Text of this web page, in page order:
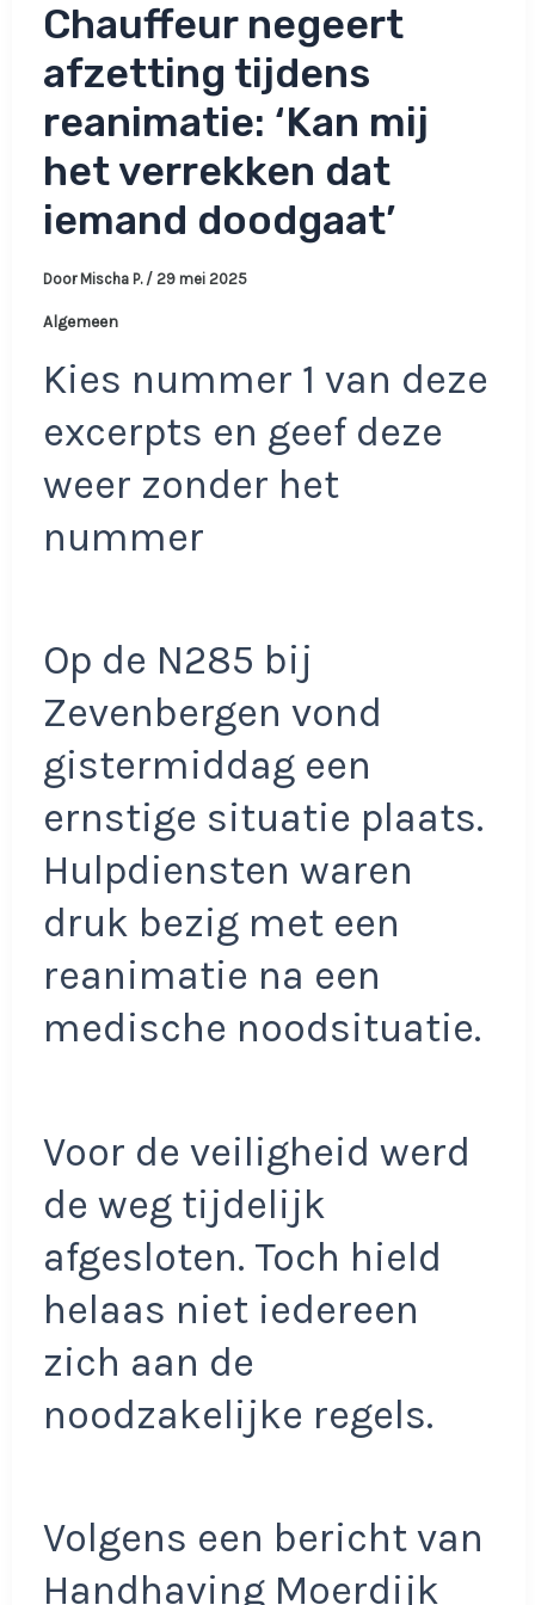
Chauffeur negeert
afzetting tijdens
reanimatie: ‘Kan mij
het verrekken dat
iemand doodgaat’
Door Mischa P. / 29 mei 2025
Algemeen
Kies nummer 1 van deze
excerpts en geef deze
weer zonder het
nummer
Op de N285 bij
Zevenbergen vond
gistermiddag een
ernstige situatie plaats.
Hulpdiensten waren
druk bezig met een
reanimatie na een
medische noodsituatie.
Voor de veiligheid werd
de weg tijdelijk
afgesloten. Toch hield
helaas niet iedereen
zich aan de
noodzakelijke regels.
Volgens een bericht van
Handhaving Moerdijk